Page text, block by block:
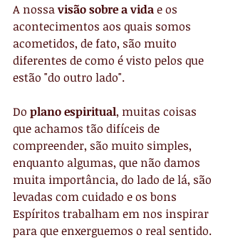
A nossa visão sobre a vida e os
acontecimentos aos quais somos
acometidos, de fato, são muito
diferentes de como é visto pelos que
estão "do outro lado".
Do plano espiritual, muitas coisas
que achamos tão difíceis de
compreender, são muito simples,
enquanto algumas, que não damos
muita importância, do lado de lá, são
levadas com cuidado e os bons
Espíritos trabalham em nos inspirar
para que enxerguemos o real sentido.